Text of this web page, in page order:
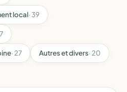
local· 39
· 27 Autres et divers· 20